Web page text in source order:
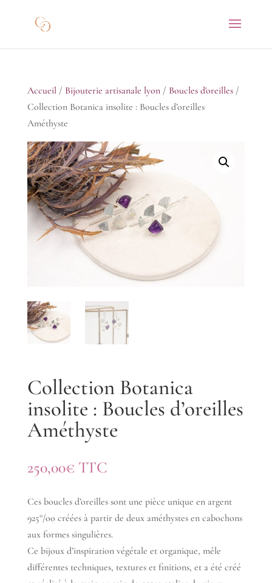
Accueil/ Bijouterie artisanale lyon/ Boucles d'oreilles/
Collection Botanica insolite : Boucles d’oreilles
Améthyste
Collection Botanica
insolite : Boucles d’oreilles
Améthyste
250,00€ TTC
Ces boucles d’oreilles sont une pièce unique en argent
925°/oo créées à partir de deux améthystes en cabochons
aux formes singulières.
Ce bijoux d’inspiration végétale et organique, mêle
différentes techniques, textures et finitions, et a été créé